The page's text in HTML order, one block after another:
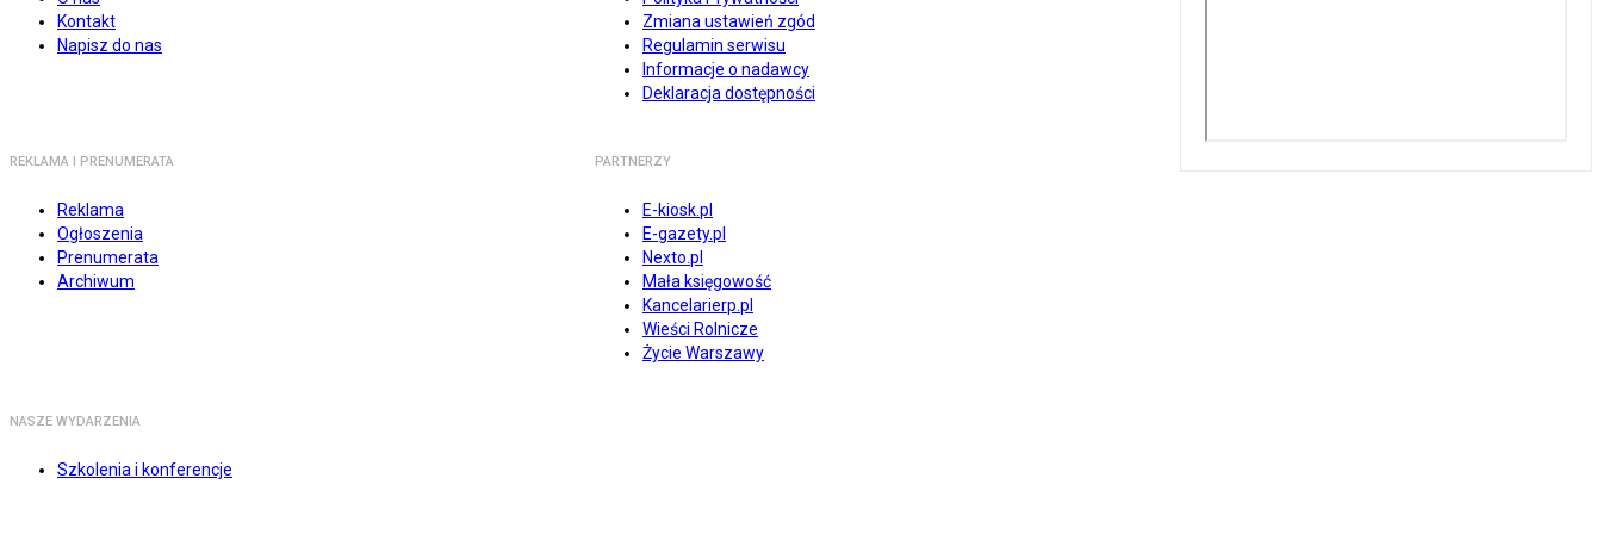
Kontakt
Napisz do nas
Zmiana ustawień zgód
Regulamin serwisu
Informacje o nadawcy
Deklaracja dostępności
REKLAMA I PRENUMERATA
Reklama
Ogłoszenia
Prenumerata
Archiwum
PARTNERZY
E-kiosk.pl
E-gazety.pl
Nexto.pl
Mała księgowość
Kancelarierp.pl
Wieści Rolnicze
Życie Warszawy
NASZE WYDARZENIA
Szkolenia i konferencje